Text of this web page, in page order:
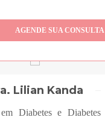
AGENDE SUA CONSULTA
Lilian Kanda
Diabetes e Diabetes